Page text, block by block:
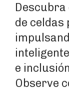
de celdas
e
Observe